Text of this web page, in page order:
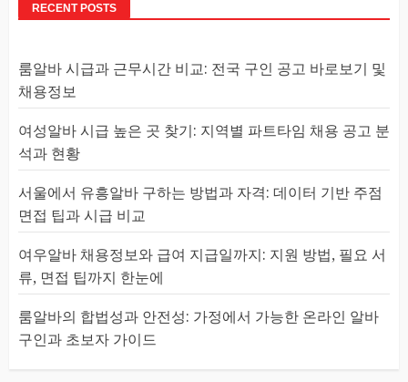
RECENT POSTS
룸알바 시급과 근무시간 비교: 전국 구인 공고 바로보기 및
채용정보
여성알바 시급 높은 곳 찾기: 지역별 파트타임 채용 공고 분
석과 현황
서울에서 유흥알바 구하는 방법과 자격: 데이터 기반 주점
면접 팁과 시급 비교
여우알바 채용정보와 급여 지급일까지: 지원 방법, 필요 서
류, 면접 팁까지 한눈에
룸알바의 합법성과 안전성: 가정에서 가능한 온라인 알바
구인과 초보자 가이드